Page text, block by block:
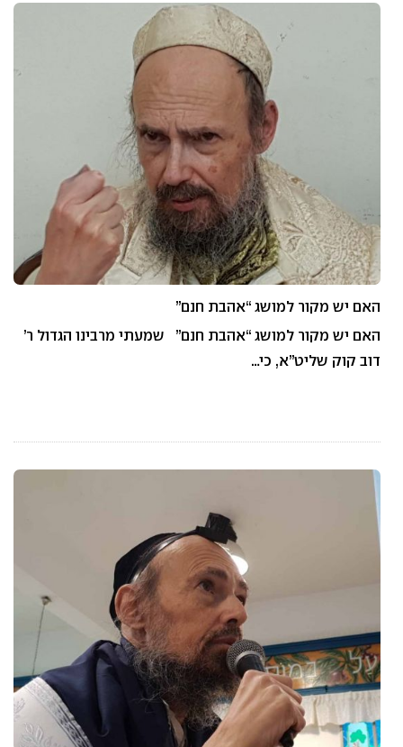
האם יש מקור למושג “אהבת חנם”
האם יש מקור למושג “אהבת חנם” שמעתי מרבינו הגדול ר’
דוב קוק שליט”א, כי…